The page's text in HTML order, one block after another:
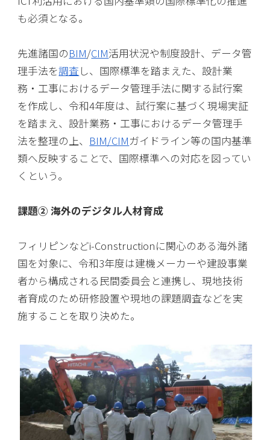
も必須となる。
先進諸国のBIM/CIM活用状況や制度設計、データ管
理手法を調査 し、国際標準を踏まえた、設計業
務・工事におけるデータ管理手法に関する試行案
を作成し、令和4年度は、試行案に基づく現場実証
を踏まえ、設計業務・工事におけるデータ管理手
法を整理の上、 BIM/CIMガイドライン等の国内基準
類へ反映することで、国際標準への対応を図ってい
くという。
課題② 海外のデジタル人材育成
フィリピンなどi-Constructionに関心のある海外諸
国を対象に、令和3年度は建機メーカーや建設事業
者から構成される民間委員会と連携し、現地技術
者育成のため研修設置や現地の課題調査などを実
施することを取り決めた。